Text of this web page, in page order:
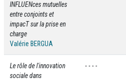
INFLUENces mutuelles
entre conjoints et
impacT sur la prise en
charge
Valérie BERGUA
Le rôle de l'innovation
sociale dans
- - - -